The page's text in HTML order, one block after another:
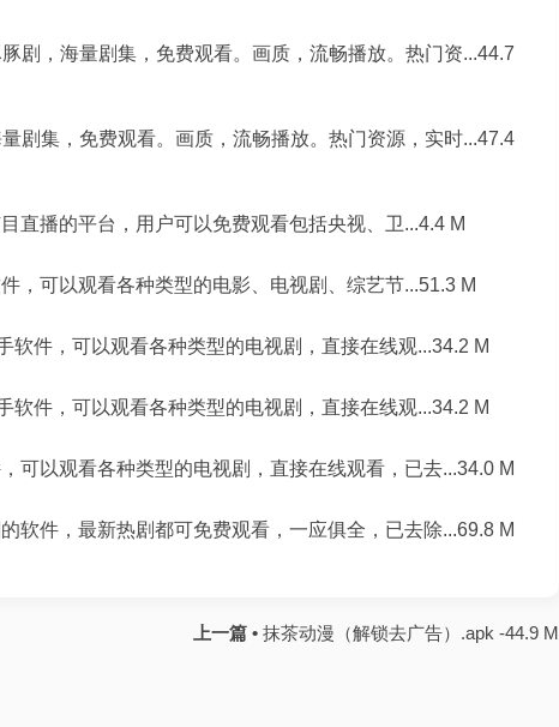
剧，海量剧集，免费观看。画质，流畅播放。热门资...44.7
剧集，免费观看。画质，流畅播放。热门资源，实时...47.4
直播的平台，用户可以免费观看包括央视、卫...4.4 M
，可以观看各种类型的电影、电视剧、综艺节...51.3 M
软件，可以观看各种类型的电视剧，直接在线观...34.2 M
软件，可以观看各种类型的电视剧，直接在线观...34.2 M
可以观看各种类型的电视剧，直接在线观看，已去...34.0 M
软件，最新热剧都可免费观看，一应俱全，已去除...69.8 M
上一篇 • 抹茶动漫（解锁去广告）.apk -44.9 M